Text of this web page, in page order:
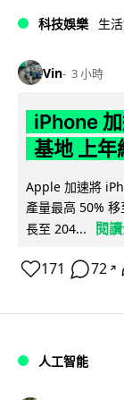
科技娛樂 生
Vin 3 小時
iPhone
基地 上
Apple 加速將
產量最高 50%
長至 204...
閱
171 72 ↗
人工智能